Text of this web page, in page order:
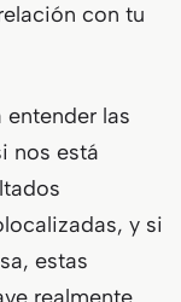
con tu
las
nos está
y si
estas